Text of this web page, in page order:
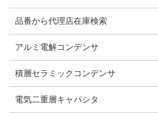
品番から代理店在庫検索
アルミ電解コンデンサ
積層セラミックコンデンサ
電気二重層キャパシタ